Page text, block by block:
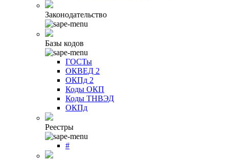
Законодательство
Базы кодов
ГОСТы
ОКВЕД 2
ОКПд 2
Коды ОКП
Коды ТНВЭД
ОКПд
Реестры
#